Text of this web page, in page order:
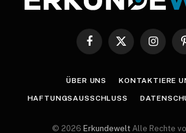
Facebook
X
Instagram
ÜBER UNS KONTAKTIERE
HAFTUNGSAUSSCHLUSS
© 2026 Erkundewelt Alle Rechte